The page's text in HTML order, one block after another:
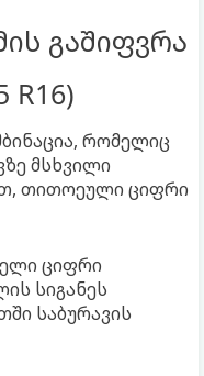
გაშიფვრა
რომელიც
მსხვილი
თითოეული ციფრი
ციფრი
სიგანეს
საბურავის